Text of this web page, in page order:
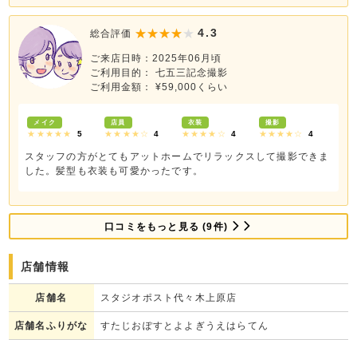
総合評価 4.3
ご来店日時：2025年06月頃
ご利用目的： 七五三記念撮影
ご利用金額： ¥59,000くらい
メイク
★★★★★ 5
店員
★★★★☆ 4
衣装
★★★★☆ 4
撮影
★★★★☆ 4
スタッフの方がとてもアットホームでリラックスして撮影できま
した。髪型も衣装も可愛かったです。
口コミをもっと見る (9件)
店舗情報
店舗名 スタジオポスト代々木上原店
店舗名ふりがな すたじおぽすとよよぎうえはらてん